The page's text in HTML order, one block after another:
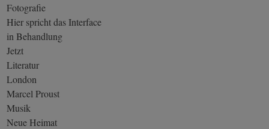
Fotografie
Hier spricht das Interface
in Behandlung
Jetzt
Literatur
London
Marcel Proust
Musik
Neue Heimat